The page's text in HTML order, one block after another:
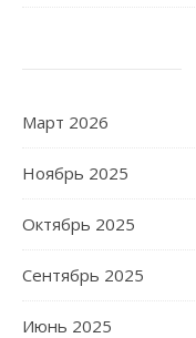
Март 2026
Ноябрь 2025
Октябрь 2025
Сентябрь 2025
Июнь 2025